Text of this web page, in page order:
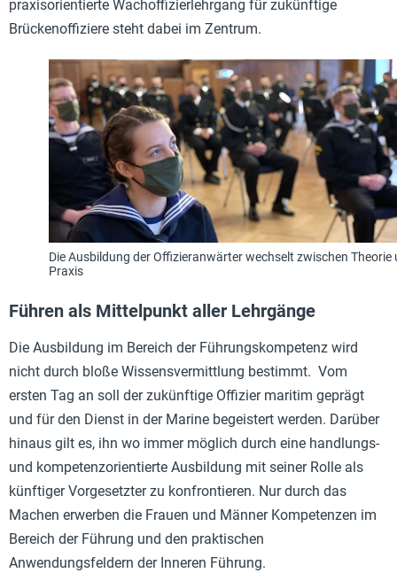
praxisorientierte Wachoffizierlehrgang für zukünftige
Brückenoffiziere steht dabei im Zentrum.
Die Ausbildung der Offizieranwärter wechselt zwischen Theorie
Praxis
Führen als Mittelpunkt aller Lehrgänge
Die Ausbildung im Bereich der Führungskompetenz wird
nicht durch bloße Wissensvermittlung bestimmt. Vom
ersten Tag an soll der zukünftige Offizier maritim geprägt
und für den Dienst in der Marine begeistert werden. Darüber
hinaus gilt es, ihn wo immer möglich durch eine handlungs-
und kompetenzorientierte Ausbildung mit seiner Rolle als
künftiger Vorgesetzter zu konfrontieren. Nur durch das
Machen erwerben die Frauen und Männer Kompetenzen im
Bereich der Führung und den praktischen
Anwendungsfeldern der Inneren Führung.